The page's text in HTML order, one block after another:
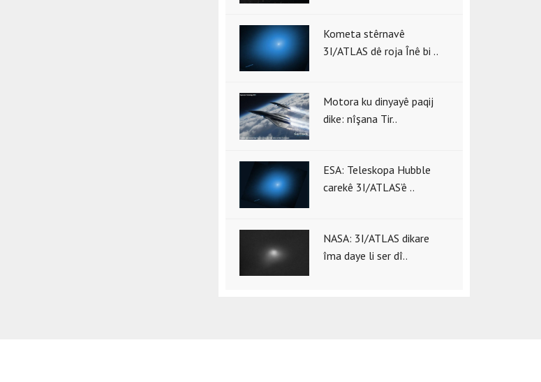
Kometa stêrnavê
3I/ATLAS dê roja Înê bi ..
Motora ku dinyayê paqij
dike: nîşana Tir..
ESA: Teleskopa Hubble
carekê 3I/ATLAS’ê ..
NASA: 3I/ATLAS dikare
îma daye li ser dî..